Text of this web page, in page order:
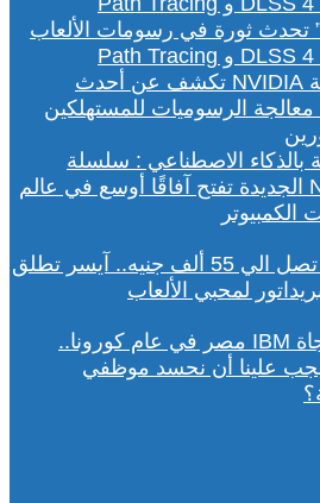
تحدث ثورة في رسومات الألعاب
بالذكاء الاصطناعي : سلسلة
NVIDIA الجديدة تفتح آفاقًا أوسع في عالم
بأسعار تصل الي 55 ألف جنيه.. آيسر تطلق
لمحبي الألعاب
قصة نجاة IBM مصر في عام كورونا..
يجب علينا أن نحسد موظفي